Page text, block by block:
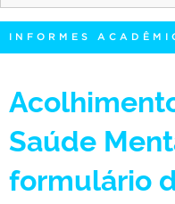
INFORMES
Saúde
formulário